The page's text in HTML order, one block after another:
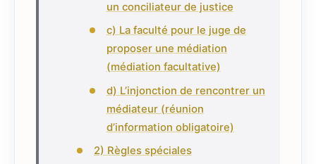
un conciliateur de justice
c) La faculté pour le juge de
proposer une médiation
(médiation facultative)
d) L’injonction de rencontrer un
médiateur (réunion
d’information obligatoire)
2) Règles spéciales